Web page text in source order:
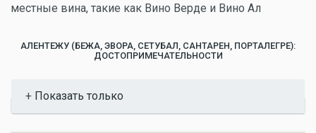
местные вина, такие как Вино Верде и Вино Ал
АЛЕНТЕЖУ (БЕЖА, ЭВОРА, СЕТУБАЛ, САНТАРЕН, ПОРТАЛЕГРЕ):
ДОСТОПРИМЕЧАТЕЛЬНОСТИ
Показать
Показать только